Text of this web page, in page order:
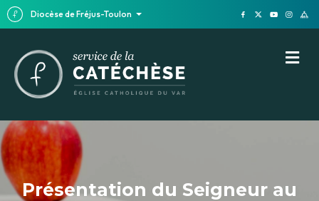
Diocèse de Fréjus-Toulon
Présentation du Seigneur au